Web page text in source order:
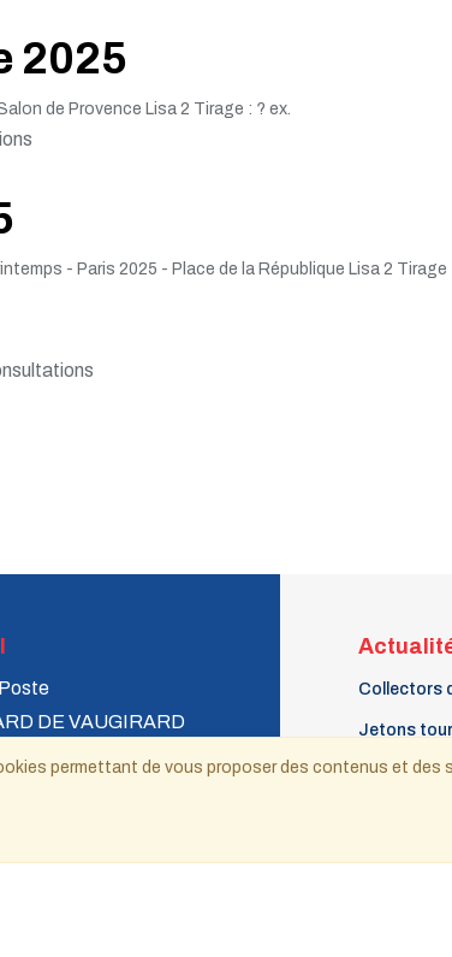
2025
de Provence Lisa 2 Tirage : ? ex.
- Paris 2025 - Place de la République Lisa 2
DE VAUGIRARD
CEDEX 15
Collectors
Jetons
Collectors
permettant de vous proposer des contenus et des